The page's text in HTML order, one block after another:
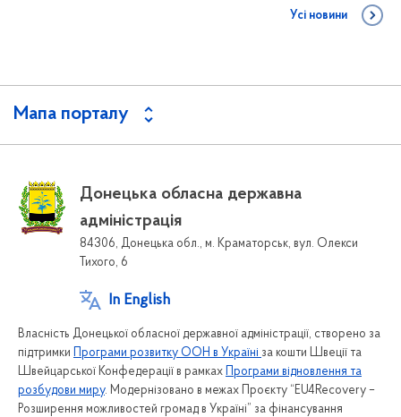
Усі новини
Мапа порталу
Донецька обласна державна
адміністрація
84306, Донецька обл., м. Краматорськ, вул. Олекси
Тихого, 6
In English
Власність Донецької обласної державної адміністрації, створено за
підтримки Програми розвитку ООН в Україні за кошти Швеції та
Швейцарської Конфедерації в рамках Програми відновлення та
розбудови миру. Модернізовано в межах Проєкту “EU4Recovery –
Розширення можливостей громад в Україні” за фінансування